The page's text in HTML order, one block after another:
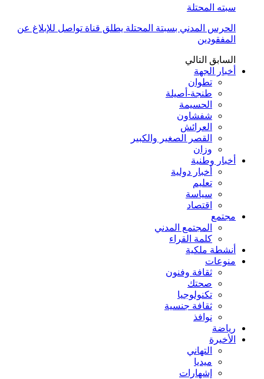
سبته المحتلة
الحرس المدني بسبتة المحتلة يطلق قناة تواصل للإبلاغ عن
المفقودين
السابق التالي
أخبار الجهة
تطوان
طنجة-أصيلة
الحسيمة
شفشاون
العرائش
القصر الصغير والكبير
وزان
أخبار وطنية
أخبار دولية
تعليم
سياسة
اقتصاد
مجتمع
المجتمع المدني
كلمة القراء
أنشطة ملكية
منوعات
ثقافة وفنون
صحتك
تكنولوجيا
ثقافة جنسية
نوافذ
رياضة
الأخيرة
التهاني
ميديا
إشهارات